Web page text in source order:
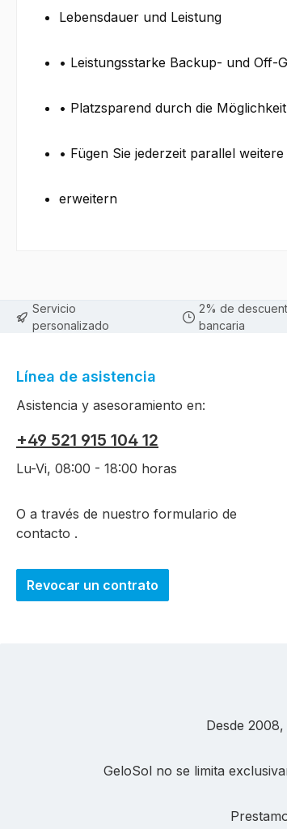
Lebensdauer und Leistung
• Leistungsstarke Backup- und Off-
• Platzsparend durch die
• Fügen Sie jederzeit parallel
erweitern
Servicio
personalizado
2% de
bancaria
Línea de asistencia
Asistencia y asesoramiento en:
+49 521 915 104 12
Lu-Vi, 08:00 - 18:00 horas
O a través de nuestro formulario de
contacto .
Revocar un contrato
Desde
GeloSol no se limita